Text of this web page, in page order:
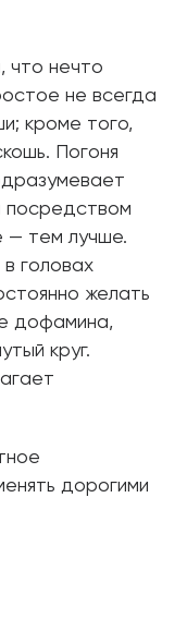
что нечто
не всегда
кроме того,
Погоня
посредством
— тем лучше.
головах
желать
дофамина,
круг.
дорогими